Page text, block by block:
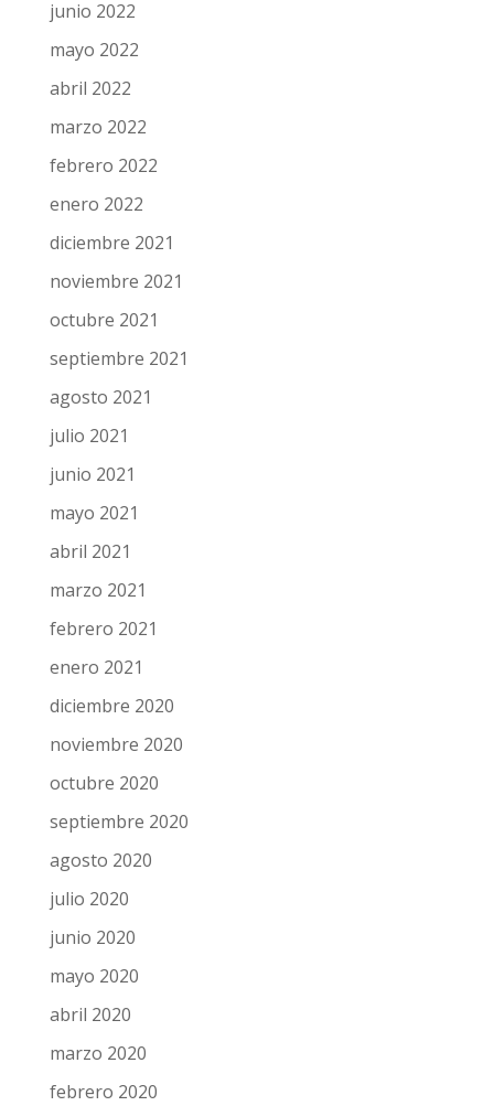
septiembre 2022
julio 2022
junio 2022
mayo 2022
abril 2022
marzo 2022
febrero 2022
enero 2022
diciembre 2021
noviembre 2021
octubre 2021
septiembre 2021
agosto 2021
julio 2021
junio 2021
mayo 2021
abril 2021
marzo 2021
febrero 2021
enero 2021
diciembre 2020
noviembre 2020
octubre 2020
septiembre 2020
agosto 2020
julio 2020
junio 2020
mayo 2020
abril 2020